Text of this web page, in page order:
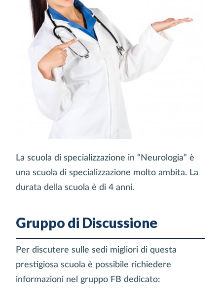
La scuola di specializzazione in “Neurologia” è
una scuola di specializzazione molto ambita. La
durata della scuola è di 4 anni.
Gruppo di Discussione
Per discutere sulle sedi migliori di questa
prestigiosa scuola è possibile richiedere
informazioni nel gruppo FB dedicato: